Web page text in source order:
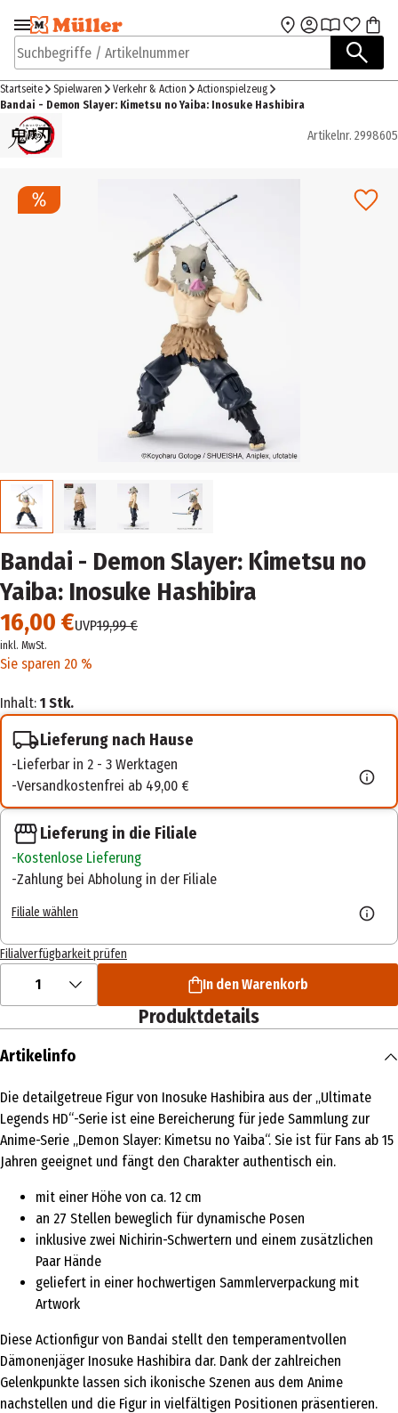
Zur Navigation
springen
Zum Hauptinhalt
Suchbegriffe / Artikelnummer
Startseite Spielwaren Verkehr & Action
Actionspielzeug
Bandai - Demon Slayer: Kimetsu no Yaiba: Inosuke Hashibira
Artikelnr. 2998605
Bandai - Demon Slayer: Kimetsu no
Yaiba: Inosuke Hashibira
16,00 €UVP19,99 €
inkl. MwSt.
Sie sparen 20 %
Inhalt: 1 Stk.
Lieferung nach Hause
Lieferbar in 2 - 3 Werktagen
Versandkostenfrei ab 49,00 €
Lieferung in die Filiale
Kostenlose Lieferung
Zahlung bei Abholung in der Filiale
Filiale wählen
Filialverfügbarkeit prüfen
1 In den Warenkorb
Produktdetails
Artikelinfo
Die detailgetreue Figur von Inosuke Hashibira aus der „Ultimate
Legends HD“-Serie ist eine Bereicherung für jede Sammlung zur
Anime-Serie „Demon Slayer: Kimetsu no Yaiba“. Sie ist für Fans ab 15
Jahren geeignet und fängt den Charakter authentisch ein.
mit einer Höhe von ca. 12 cm
an 27 Stellen beweglich für dynamische Posen
inklusive zwei Nichirin-Schwertern und einem zusätzlichen
Paar Hände
geliefert in einer hochwertigen Sammlerverpackung mit
Artwork
Diese Actionfigur von Bandai stellt den temperamentvollen
Dämonenjäger Inosuke Hashibira dar. Dank der zahlreichen
Gelenkpunkte lassen sich ikonische Szenen aus dem Anime
nachstellen und die Figur in vielfältigen Positionen präsentieren.